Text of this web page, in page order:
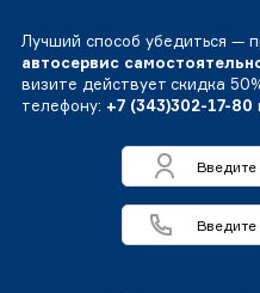
Лучший способ убедиться —
автосервис
визите действует скидка
телефону: +7 (343)302-17-80